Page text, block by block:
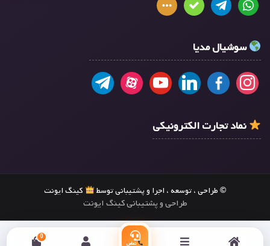
تماس
0
سوشیال مدیا
نماد تجارت الکترونیکی
© طراحی ، توسعه ، اجرا و پشتیبانی توسط کینگ ایونت
طراحی و پشتیبانی کینگ ایونت